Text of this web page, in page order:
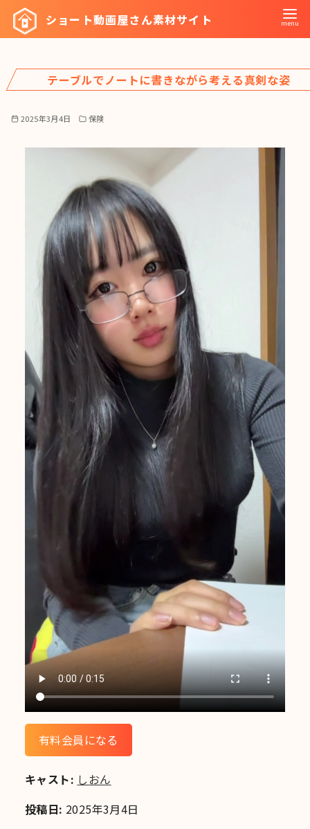
ツ
ショート動画屋さん素材サイト
テーブルでノートに書きながら考える真剣な姿
2025年3月4日 保険
有料会員になる
キャスト: しおん
投稿日: 2025年3月4日